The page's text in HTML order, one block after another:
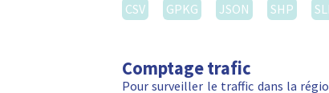
CSV
GPKG JSON SHP
Comptage trafic
Pour surveiller le traffic dans la